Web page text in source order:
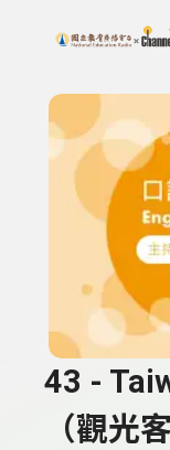
上方功能區塊
搜尋關鍵字：可
43 -
（觀光